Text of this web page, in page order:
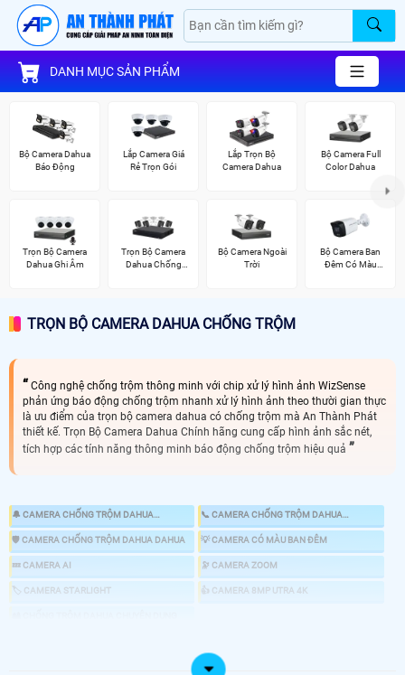
DANH MỤC SẢN PHẨM
Bộ Camera Dahua
Báo Động
Lắp Camera Giá
Rẻ Trọn Gói
Lắp Trọn Bộ
Camera Dahua
Bộ Camera Full
Color Dahua
Trọn Bộ Camera
Dahua Ghi Âm
Trọn Bộ Camera
Dahua Chống
Bộ Camera Ngoài
Trời
Bộ Camera Ban
Đêm Có Màu
TRỌN BỘ CAMERA DAHUA CHỐNG TRỘM
Công nghệ chống trộm thông minh với chip xử lý hình ảnh WizSense
phản ứng báo động chống trộm nhanh xử lý hình ảnh theo thười gian thực
là ưu điểm của trọn bộ camera dahua có chống trộm mà An Thành Phát
thiết kế. Trọn Bộ Camera Dahua Chính hãng cung cấp hình ảnh sắc nét,
tích hợp các tính năng thông minh báo động chống trộm hiệu quả
🔔 CAMERA CHỐNG TRỘM DAHUA
KBVISION
📞 CAMERA CHỐNG TRỘM DAHUA
HIKVISION
🛡 CAMERA CHỐNG TRỘM DAHUA DAHUA 💡 CAMERA CÓ MÀU BAN ĐÊM
💤 CAMERA AI 🔭 CAMERA ZOOM
🏷 CAMERA STARLIGHT 👍 CAMERA 8MP UTRA 4K
📸 LẮP CAMERA CÓ BÁO ĐỘNG CHỐNG TRỘM